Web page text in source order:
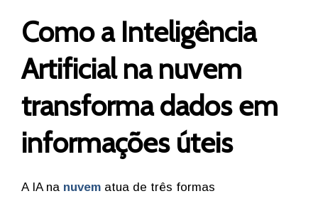
Como a Inteligência
Artificial na nuvem
transforma dados em
informações úteis
A IA na nuvem atua de três formas